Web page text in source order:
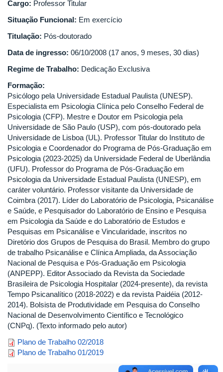
Cargo: Professor Titular
Situação Funcional: Em exercício
Titulação: Pós-doutorado
Data de ingresso: 06/10/2008 (17 anos, 9 meses, 30 dias)
Regime de Trabalho: Dedicação Exclusiva
Formação:
Psicólogo pela Universidade Estadual Paulista (UNESP).
Especialista em Psicologia Clínica pelo Conselho Federal de
Psicologia (CFP). Mestre e Doutor em Psicologia pela
Universidade de São Paulo (USP), com pós-doutorado pela
Universidade de Lisboa (UL). Professor Titular do Instituto de
Psicologia e Coordenador do Programa de Pós-Graduação em
Psicologia (2023-2025) da Universidade Federal de Uberlândia
(UFU). Professor do Programa de Pós-Graduação em
Psicologia da Universidade Estadual Paulista (UNESP), em
caráter voluntário. Professor visitante da Universidade de
Coimbra (2017). Líder do Laboratório de Psicologia, Psicanálise
e Saúde, e Pesquisador do Laboratório de Ensino e Pesquisa
em Psicologia da Saúde e do Laboratório de Estudos e
Pesquisas em Psicanálise e Vincularidade, inscritos no
Diretório dos Grupos de Pesquisa do Brasil. Membro do grupo
de trabalho Psicanálise e Clínica Ampliada, da Associação
Nacional de Pesquisa e Pós-Graduação em Psicologia
(ANPEPP). Editor Associado da Revista da Sociedade
Brasileira de Psicologia Hospitalar (2024-presente), da revista
Tempo Psicanalítico (2018-2022) e da revista Paidéia (2012-
2014). Bolsista de Produtividade em Pesquisa do Conselho
Nacional de Desenvolvimento Científico e Tecnológico
(CNPq). (Texto informado pelo autor)
rodrigo_2018_2.pdf
Plano de Trabalho 02/2018
rodrigo_2019_1.pdf
Plano de Trabalho 01/2019